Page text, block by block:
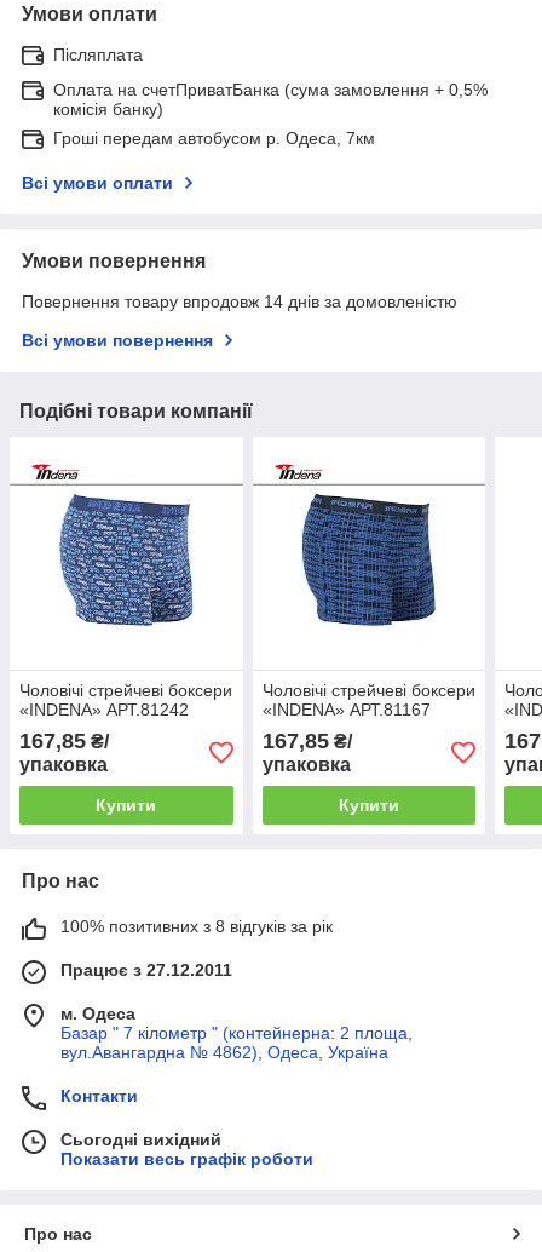
Умови оплати
Післяплата
Оплата на счетПриватБанка (сума замовлення + 0,5%
комісія банку)
Гроші передам автобусом р. Одеса, 7км
Всі умови оплати
Умови повернення
Повернення товару впродовж 14 днів за домовленістю
Всі умови повернення
Подібні товари компанії
Чоловічі стрейчеві боксери
«INDENA» АРТ.81242
167,85 ₴/
упаковка
Купити
Чоловічі стрейчеві боксери
«INDENA» АРТ.81167
167,85₴/
упаковка
Купити
Про нас
100% позитивних з 8 відгуків за рік
Працює з 27.12.2011
м. Одеса
Базар " 7 кілометр " (контейнерна: 2 площа,
вул.Авангардна № 4862), Одеса, Україна
Контакти
Сьогодні вихідний
Показати весь графік роботи
Про нас